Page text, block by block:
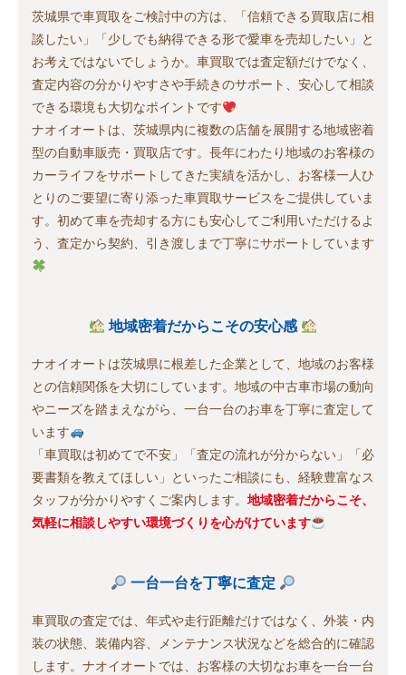
茨城県で車買取をご検討中の方は、「信頼できる買取店に相
談したい」「少しでも納得できる形で愛車を売却したい」と
お考えではないでしょうか。車買取では査定額だけでなく、
査定内容の分かりやすさや手続きのサポート、安心して相談
できる環境も大切なポイントです
ナオイオートは、茨城県内に複数の店舗を展開する地域密着
型の自動車販売・買取店です。長年にわたり地域のお客様の
カーライフをサポートしてきた実績を活かし、お客様一人ひ
とりのご要望に寄り添った車買取サービスをご提供していま
す。初めて車を売却する方にも安心してご利用いただけるよ
う、査定から契約、引き渡しまで丁寧にサポートしています
地域密着だからこその安心感
ナオイオートは茨城県に根差した企業として、地域のお客様
との信頼関係を大切にしています。地域の中古車市場の動向
やニーズを踏まえながら、一台一台のお車を丁寧に査定して
います
「車買取は初めてで不安」「査定の流れが分からない」「必
要書類を教えてほしい」といったご相談にも、経験豊富なス
タッフが分かりやすくご案内します。 地域密着だからこそ、
気軽に相談しやすい環境づくりを心がけています
一台一台を丁寧に査定
車買取の査定では、年式や走行距離だけではなく、外装・内
装の状態、装備内容、メンテナンス状況などを総合的に確認
します。ナオイオートでは、お客様の大切なお車を一台一台